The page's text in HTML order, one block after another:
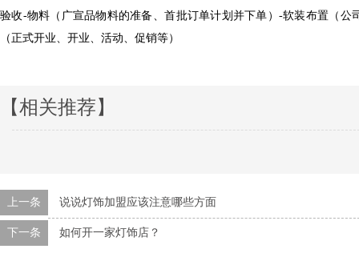
验收-物料（广宣品物料的准备、首批订单计划并下单）-软装布置（公司派
（正式开业、开业、活动、促销等）
【相关推荐】
上一条 说说灯饰加盟应该注意哪些方面
下一条 如何开一家灯饰店？